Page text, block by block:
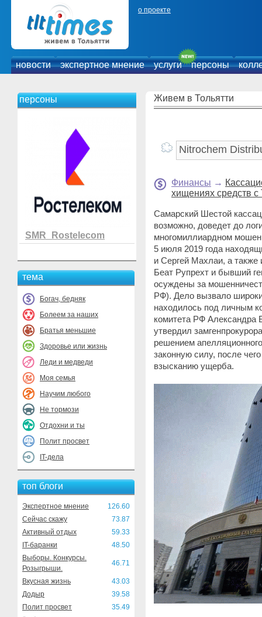
о проекте
новости экспертное мнение услуги персоны
персоны
SMR_Rostelecom
тема
Богач, бедняк
Болеем за наших
Братья меньшие
Здоровье или жизнь
Леди и медведи
Моя семья
Научим любого
Не тормози
Отдохни и ты
Полит просвет
IT-дела
топ блоги
Экспертное мнение
126.60
Сейчас скажу
73.87
Активный отдых
59.33
IT-баранки
48.50
Выборы. Конкурсы.
Розыгрыши.
46.71
Вкусная жизнь
43.03
Додыр
39.58
Полит просвет
35.49
Живем в Тольятти
Финансы →
хищениях средств
Самарский Шестой
возможно, доведет до
многомиллиардном
5 июля 2019 года
и Сергей Махлаи, а
Беат Рупрехт и бывший
осуждены за
РФ). Дело вызвало
находилось под личным
комитета РФ Александра
утвердил
решением
законную силу, после
взысканию ущерба.